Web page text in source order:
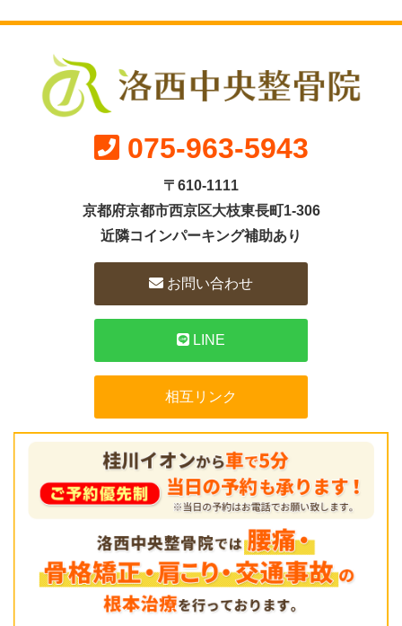
075-963-5943
〒610-1111
京都府京都市西京区大枝東長町1-306
近隣コインパーキング補助あり
お問い合わせ
LINE
相互リンク